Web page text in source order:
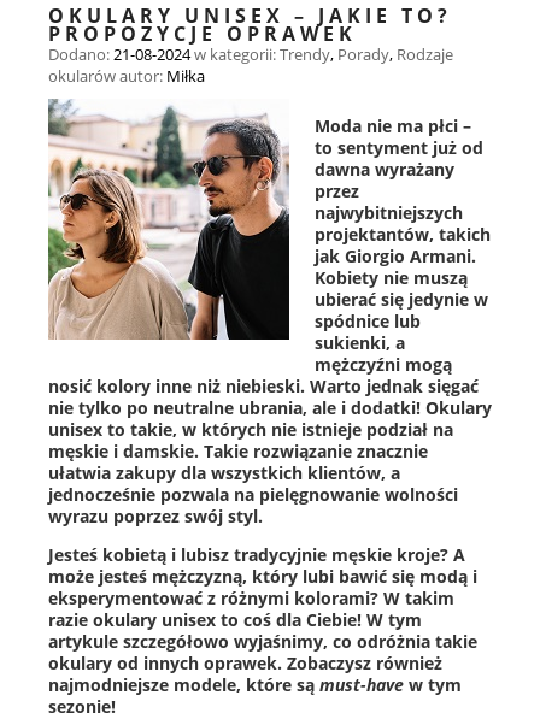
OKULARY UNISEX – JAKIE TO?
PROPOZYCJE OPRAWEK
Dodano:21-08-2024w kategorii:Trendy, Porady, Rodzaje
okularówautor: Miłka
Moda nie ma płci –
to sentyment już od
dawna wyrażany
przez
najwybitniejszych
projektantów, takich
jak Giorgio Armani.
Kobiety nie muszą
ubierać się jedynie w
spódnice lub
sukienki, a
mężczyźni mogą
nosić kolory inne niż niebieski. Warto jednak sięgać
nie tylko po neutralne ubrania, ale i dodatki! Okulary
unisex to takie, w których nie istnieje podział na
męskie i damskie. Takie rozwiązanie znacznie
ułatwia zakupy dla wszystkich klientów, a
jednocześnie pozwala na pielęgnowanie wolności
wyrazu poprzez swój styl.
Jesteś kobietą i lubisz tradycyjnie męskie kroje? A
może jesteś mężczyzną, który lubi bawić się modą i
eksperymentować z różnymi kolorami? W takim
razie okulary unisex to coś dla Ciebie! W tym
artykule szczegółowo wyjaśnimy, co odróżnia takie
okulary od innych oprawek. Zobaczysz również
najmodniejsze modele, które są must-have w tym
sezonie!